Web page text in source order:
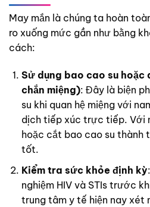
May mắn là chúng ta hoàn
ro xuống mức gần như bằng
cách:
Sử dụng bao cao su hoặc
chắn miệng): Đây là biện
su khi quan hệ miệng với
dịch tiếp xúc trực tiếp. Với
hoặc cắt bao cao su thành
tốt.
Kiểm tra sức khỏe định kỳ
nghiệm HIV và STIs trước
trung tâm y tế hiện nay xét